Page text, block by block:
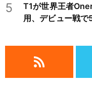
5
T1が世界王者
用、デビュー戦